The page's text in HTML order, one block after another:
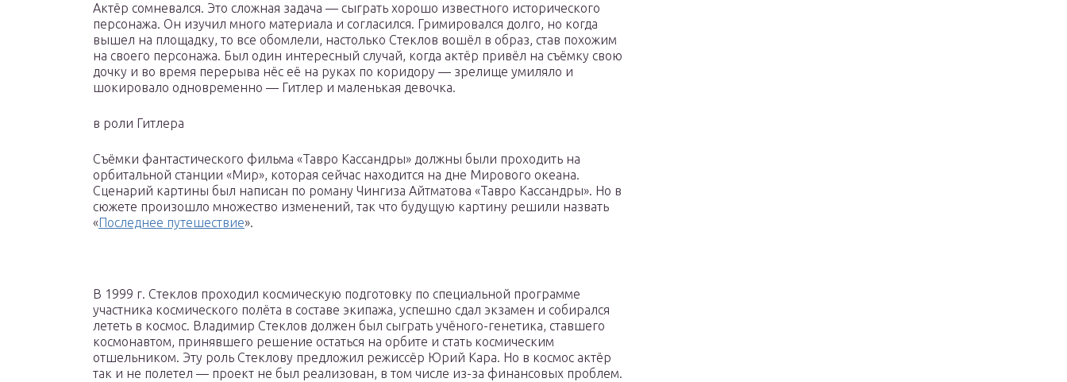
Актёр сомневался. Это сложная задача — сыграть хорошо известного исторического
персонажа. Он изучил много материала и согласился. Гримировался долго, но когда
вышел на площадку, то все обомлели, настолько Стеклов вошёл в образ, став похожим
на своего персонажа. Был один интересный случай, когда актёр привёл на съёмку свою
дочку и во время перерыва нёс её на руках по коридору — зрелище умиляло и
шокировало одновременно — Гитлер и маленькая девочка.
в роли Гитлера
Съёмки фантастического фильма «Тавро Кассандры» должны были проходить на
орбитальной станции «Мир», которая сейчас находится на дне Мирового океана.
Сценарий картины был написан по роману Чингиза Айтматова «Тавро Кассандры». Но в
сюжете произошло множество изменений, так что будущую картину решили назвать
«Последнее путешествие».
В 1999 г. Стеклов проходил космическую подготовку по специальной программе
участника космического полёта в составе экипажа, успешно сдал экзамен и собирался
лететь в космос. Владимир Стеклов должен был сыграть учёного-генетика, ставшего
космонавтом, принявшего решение остаться на орбите и стать космическим
отшельником. Эту роль Стеклову предложил режиссёр Юрий Кара. Но в космос актёр
так и не полетел — проект не был реализован, в том числе из-за финансовых проблем.